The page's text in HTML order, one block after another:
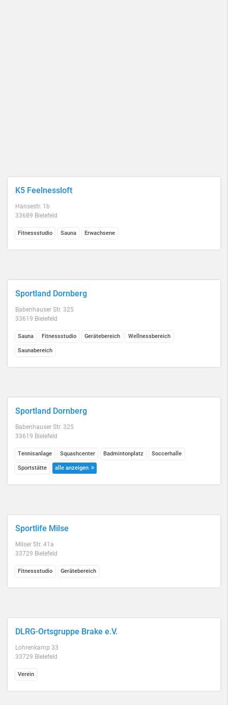
K5 Feelnessloft
Hansestr. 1b
33689 Bielefeld
Fitnessstudio Sauna Erwachsene
Sportland Dornberg
Babenhauser Str. 325
33619 Bielefeld
Sauna Fitnessstudio Gerätebereich Wellnessbereich
Saunabereich
Sportland Dornberg
Babenhauser Str. 325
33619 Bielefeld
Tennisanlage Squashcenter Badmintonplatz Soccerhalle
Sportstätte alle anzeigen
Sportlife Milse
Milser Str. 41a
33729 Bielefeld
Fitnessstudio Gerätebereich
DLRG-Ortsgruppe Brake e.V.
Lohrenkamp 33
33729 Bielefeld
Verein